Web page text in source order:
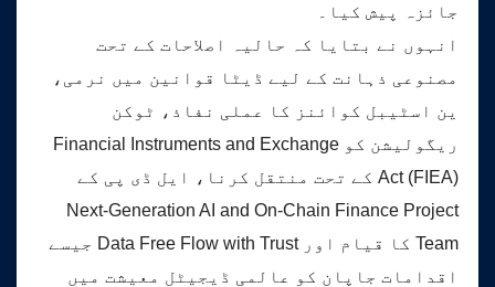
جائزہ پیش کیا۔
انہوں نے بتایا کہ حالیہ اصلاحات کے تحت
مصنوعی ذہانت کے لیے ڈیٹا قوانین میں نرمی،
ین اسٹیبل کوائنز کا عملی نفاذ، ٹوکن
ریگولیشن کو Financial Instruments and Exchange
Act (FIEA) کے تحت منتقل کرنا، ایل ڈی پی کے
Next-Generation AI and On-Chain Finance Project
Team کا قیام اور Data Free Flow with Trust جیسے
اقدامات جاپان کو عالمی ڈیجیٹل معیشت میں